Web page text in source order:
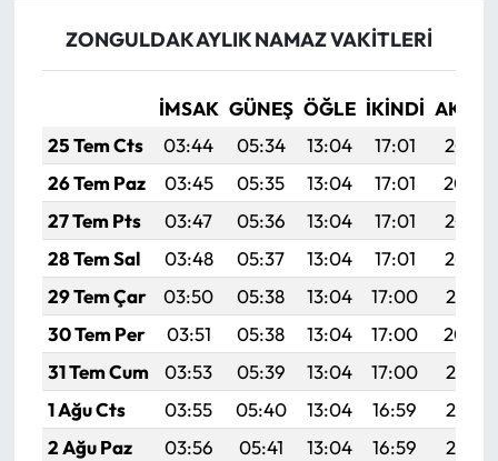
ZONGULDAK AYLIK NAMAZ VAKITLERI
İMSAK GÜNEŞ ÖĞLE İKINDI
25 Tem Cts
03:44 05:34 13:04 17:01
20:25
26 Tem Paz
03:45 05:35 13:04 17:01
20:24
27 Tem Pts
03:47 05:36 13:04 17:01
20:23
28 Tem Sal
03:48 05:37 13:04 17:01
20:22
29 Tem Çar
03:50 05:38 13:04 17:00
20:21
30 Tem Per
03:51 05:38 13:04 17:00
20:20
31 Tem Cum
03:53 05:39 13:04 17:00
20:19
1 Ağu Cts
03:55 05:40 13:04 16:59
20:18
2 Ağu Paz
03:56 05:41 13:04 16:59
20:17